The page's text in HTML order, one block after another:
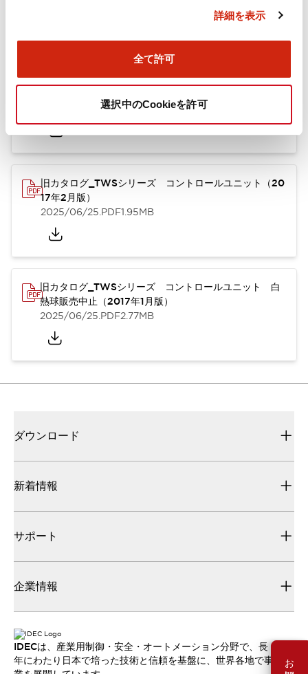
詳細を表示
全て許可
選択中のCookieを許可
TWSシリーズ コントロールユニット（2025年6月
.PDF1.30MB
旧カタログ_TWSシリーズ コントロールユニット（20
17年2月版）
2025/06/25.PDF1.95MB
旧カタログ_TWSシリーズ コントロールユニット 白
熱球販売中止（2017年1月版）
2025/06/25.PDF2.77MB
ダウンロード
新着情報
サポート
企業情報
IDECは、産業用制御・安全・オートメーション分野で、長
年にわたり日本で培った技術と信頼を基盤に、世界各地で事